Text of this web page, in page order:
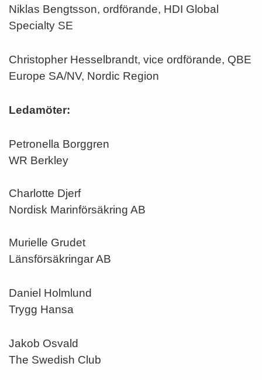
Niklas Bengtsson, ordförande, HDI Global
Specialty SE
Christopher Hesselbrandt, vice ordförande, QBE
Europe SA/NV, Nordic Region
Ledamöter:
Petronella Borggren
WR Berkley
Charlotte Djerf
Nordisk Marinförsäkring AB
Murielle Grudet
Länsförsäkringar AB
Daniel Holmlund
Trygg Hansa
Jakob Osvald
The Swedish Club